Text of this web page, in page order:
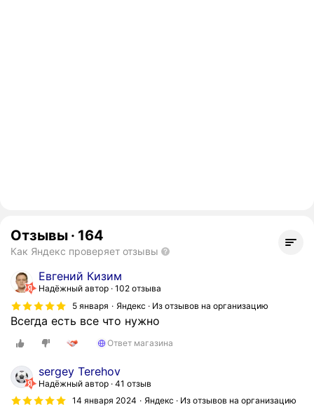
Отзывы · 164
Как Яндекс проверяет отзывы
Евгений Кизим
Надёжный автор 102 отзыва
5 января
Яндекс · Из отзывов на организацию
Всегда есть все что нужно
Ответ магазина
sergey Terehov
Надёжный автор 41 отзыв
14 января 2024
Яндекс · Из отзывов на организацию